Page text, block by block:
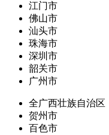
江门市
佛山市
汕头市
珠海市
深圳市
韶关市
广州市
全广西壮族自治区
贺州市
百色市